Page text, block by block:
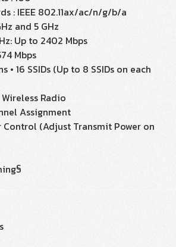
: IEEE 802.11ax/ac/n/g/b/a
and 5 GHz
Up to 2402 Mbps
Mbps
• 16 SSIDs (Up to 8 SSIDs on each
Radio
Assignment
Control (Adjust Transmit Power on